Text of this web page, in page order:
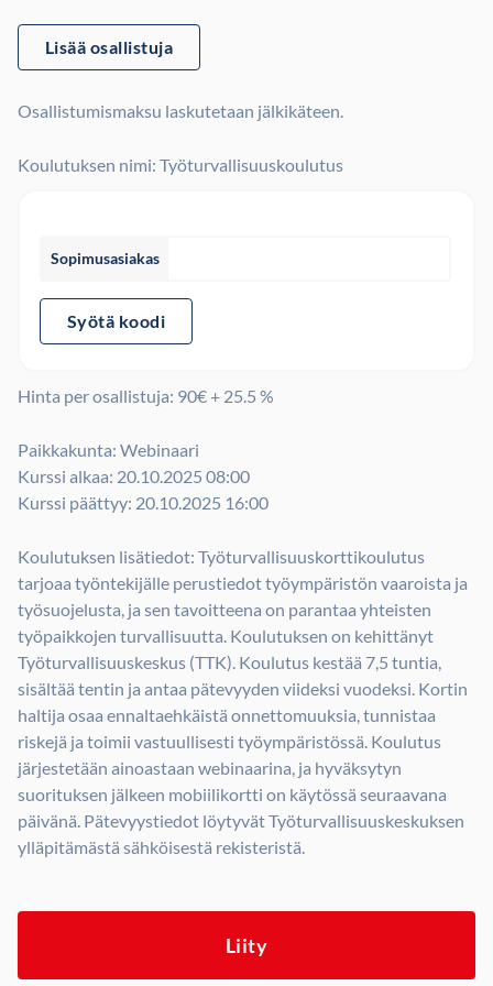
Lisää osallistuja
Osallistumismaksu laskutetaan jälkikäteen.
Koulutuksen nimi: Työturvallisuuskoulutus
Sopimusasiakas
Syötä koodi
Hinta per osallistuja: 90€ + 25.5 %
Paikkakunta: Webinaari
Kurssi alkaa: 20.10.2025 08:00
Kurssi päättyy: 20.10.2025 16:00
Koulutuksen lisätiedot: Työturvallisuuskorttikoulutus
tarjoaa työntekijälle perustiedot työympäristön vaaroista ja
työsuojelusta, ja sen tavoitteena on parantaa yhteisten
työpaikkojen turvallisuutta. Koulutuksen on kehittänyt
Työturvallisuuskeskus (TTK). Koulutus kestää 7,5 tuntia,
sisältää tentin ja antaa pätevyyden viideksi vuodeksi. Kortin
haltija osaa ennaltaehkäistä onnettomuuksia, tunnistaa
riskejä ja toimii vastuullisesti työympäristössä. Koulutus
järjestetään ainoastaan webinaarina, ja hyväksytyn
suorituksen jälkeen mobiilikortti on käytössä seuraavana
päivänä. Pätevyystiedot löytyvät Työturvallisuuskeskuksen
ylläpitämästä sähköisestä rekisteristä.
Liity